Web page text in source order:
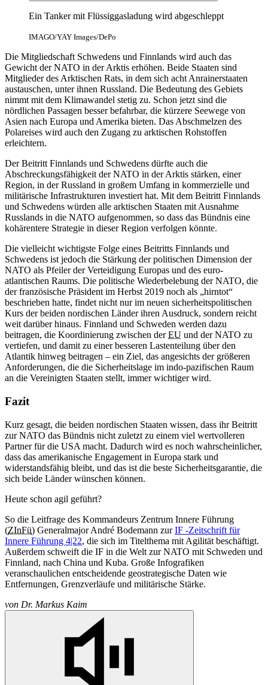
Ein Tanker mit Flüssiggasladung wird abgeschleppt
IMAGO/YAY Images/DePo
Die Mitgliedschaft Schwedens und Finnlands wird auch das
Gewicht der NATO in der Arktis erhöhen. Beide Staaten sind
Mitglieder des Arktischen Rats, in dem sich acht Anrainerstaaten
austauschen, unter ihnen Russland. Die Bedeutung des Gebiets
nimmt mit dem Klimawandel stetig zu. Schon jetzt sind die
nördlichen Passagen besser befahrbar, die kürzere Seewege von
Asien nach Europa und Amerika bieten. Das Abschmelzen des
Polareises wird auch den Zugang zu arktischen Rohstoffen
erleichtern.
Der Beitritt Finnlands und Schwedens dürfte auch die
Abschreckungsfähigkeit der NATO in der Arktis stärken, einer
Region, in der Russland in großem Umfang in kommerzielle und
militärische Infrastrukturen investiert hat. Mit dem Beitritt Finnlands
und Schwedens würden alle arktischen Staaten mit Ausnahme
Russlands in die NATO aufgenommen, so dass das Bündnis eine
kohärentere Strategie in dieser Region verfolgen könnte.
Die vielleicht wichtigste Folge eines Beitritts Finnlands und
Schwedens ist jedoch die Stärkung der politischen Dimension der
NATO als Pfeiler der Verteidigung Europas und des euro-
atlantischen Raums. Die politische Wiederbelebung der NATO, die
der französische Präsident im Herbst 2019 noch als „hirntot“
beschrieben hatte, findet nicht nur im neuen sicherheitspolitischen
Kurs der beiden nordischen Länder ihren Ausdruck, sondern reicht
weit darüber hinaus. Finnland und Schweden werden dazu
beitragen, die Koordinierung zwischen derEU und der NATO zu
vertiefen, und damit zu einer besseren Lastenteilung über den
Atlantik hinweg beitragen – ein Ziel, das angesichts der größeren
Anforderungen, die die Sicherheitslage im indo-pazifischen Raum
an die Vereinigten Staaten stellt, immer wichtiger wird.
Fazit
Kurz gesagt, die beiden nordischen Staaten wissen, dass ihr Beitritt
zur NATO das Bündnis nicht zuletzt zu einem viel wertvolleren
Partner für die USA macht. Dadurch wird es noch wahrscheinlicher,
dass das amerikanische Engagement in Europa stark und
widerstandsfähig bleibt, und das ist die beste Sicherheitsgarantie, die
sich beide Länder wünschen können.
Heute schon agil geführt?
So die Leitfrage des Kommandeurs Zentrum Innere Führung
(ZInFü) Generalmajor André Bodemann zurIF -Zeitschrift für
Innere Führung 4|22, die sich im Titelthema mit Agilität beschäftigt.
Außerdem schweift die IF in die Welt zur NATO mit Schweden und
Finnland, nach China und Kuba. Große Infografiken
veranschaulichen entscheidende geostrategische Daten wie
Entfernungen, Grenzverläufe und militärische Stärke.
von Dr. Markus Kaim